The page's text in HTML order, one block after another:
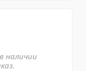
наличии